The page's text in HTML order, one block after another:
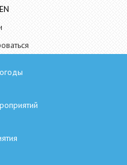
EN